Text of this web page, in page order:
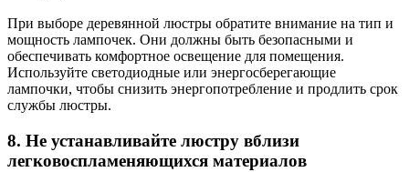
При выборе деревянной люстры обратите внимание на тип и
мощность лампочек. Они должны быть безопасными и
обеспечивать комфортное освещение для помещения.
Используйте светодиодные или энергосберегающие
лампочки, чтобы снизить энергопотребление и продлить срок
службы люстры.
8. Не устанавливайте люстру вблизи
легковоспламеняющихся материалов